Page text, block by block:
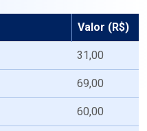
Valor (R$)
31,00
69,00
60,00